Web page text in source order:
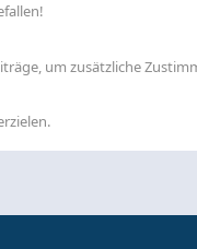
um zusätzliche